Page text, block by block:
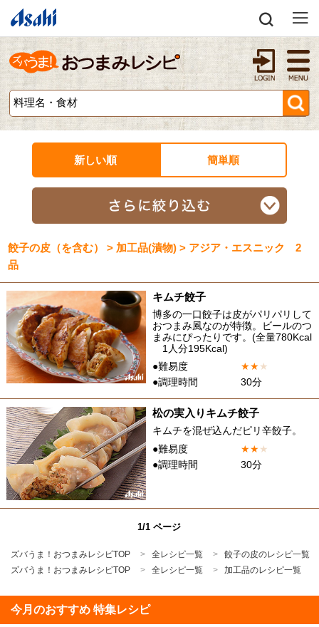
新しい順 簡単順
餃子の皮（を含む） > 加工品(漬物) > アジア・エスニック 2
品
キムチ餃子
博多の一口餃子は皮がパリパリして
おつまみ風なのが特徴。ビールのつ
まみにぴったりです。(全量780Kcal
1人分195Kcal)
●難易度
★★★
●調理時間
30分
松の実入りキムチ餃子
キムチを混ぜ込んだピリ辛餃子。
●難易度
★★★
●調理時間
30分
1/1 ページ
ズバうま！おつまみレシピTOP 全レシピ一覧
餃子の皮のレシピ一覧
ズバうま！おつまみレシピTOP
全レシピ一覧 加工品のレシピ一覧
今月のおすすめ 特集レシピ